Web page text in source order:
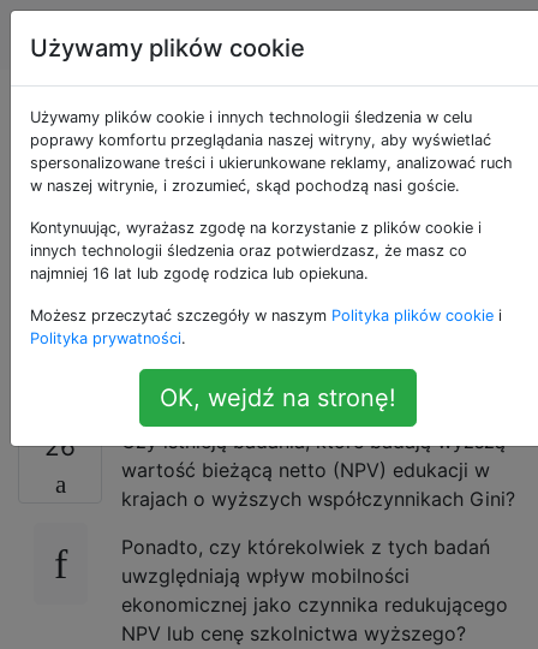
Ekonomia
W jaki sposób
współczynniki
Giniego korelują z
kosztami szkolnictwa
wyższego?
26
Czy istnieją badania, które badają wyższą
wartość bieżącą netto (NPV) edukacji w
krajach o wyższych współczynnikach Gini?
Ponadto, czy którekolwiek z tych badań
uwzględniają wpływ mobilności
ekonomicznej jako czynnika redukującego
NPV lub cenę szkolnictwa wyższego?
Używamy plików cookie
Używamy plików cookie i innych technologii śledzenia w celu
poprawy komfortu przeglądania naszej witryny, aby wyświetlać
spersonalizowane treści i ukierunkowane reklamy, analizować ruch
w naszej witrynie, i zrozumieć, skąd pochodzą nasi goście.
Kontynuując, wyrażasz zgodę na korzystanie z plików cookie i
innych technologii śledzenia oraz potwierdzasz, że masz co
najmniej 16 lat lub zgodę rodzica lub opiekuna.
Możesz przeczytać szczegóły w naszym Polityka plików cookie i
Polityka prywatności.
OK, wejdź na stronę!